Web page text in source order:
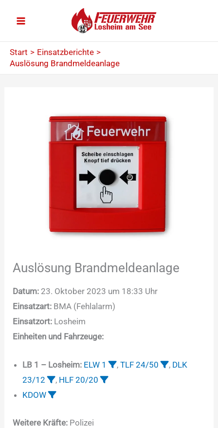
Inhalt
Start
Einsatzberichte
Auslösung Brandmeldeanlage
Auslösung Brandmeldeanlage
Datum: 23. Oktober 2023 um 18:33 Uhr
Einsatzart: BMA (Fehlalarm)
Einsatzort: Losheim
Einheiten und Fahrzeuge:
LB 1 – Losheim: ELW 1 ,TLF 24/50 , DLK
23/12
, HLF 20/20
KDOW
Weitere Kräfte: Polizei